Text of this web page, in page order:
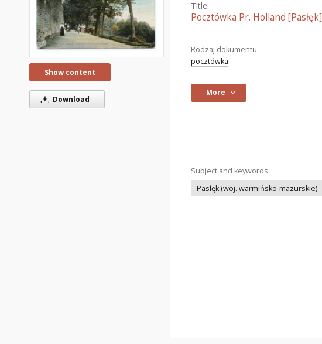
Show content
Download
Title:
Pocztówka Pr. Holland [Pasłęk]
Rodzaj dokumentu:
pocztówka
More
Subject and keywords:
Pasłęk (woj. warmińsko-mazurskie)